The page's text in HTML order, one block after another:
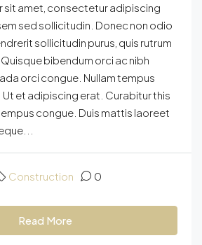
sit amet, consectetur adipiscing
sed sollicitudin. Donec non odio
sollicitudin purus, quis rutrum
bibendum orci ac nibh
orci congue. Nullam tempus
et adipiscing erat. Curabitur this
congue. Duis mattis laoreet
Construction 0
Read More